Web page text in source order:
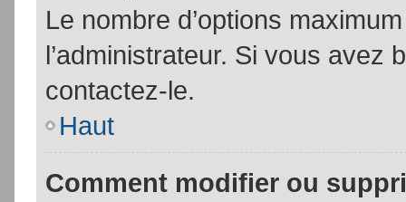
Le nombre d’options
l’administrateur. Si vous avez
contactez-le.
Haut
Comment modifier ou